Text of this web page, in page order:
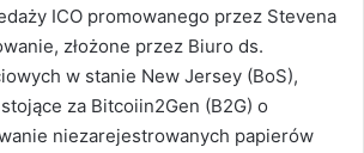
ICO promowanego przez Stevena
złożone przez Biuro ds.
w stanie New Jersey (BoS),
za Bitcoiin2Gen (B2G) o
niezarejestrowanych papierów